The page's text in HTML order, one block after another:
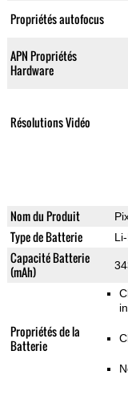
Propriétés autofocus
APN Propriétés
Hardware
Résolutions Vidéo
Nom du Produit
Type de Batterie
Capacité Batterie
(mAh)
Propriétés de la
Batterie